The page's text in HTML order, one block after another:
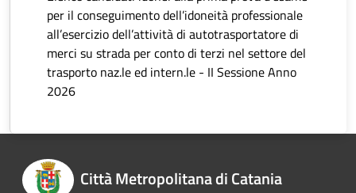
per il conseguimento dell’idoneità professionale
all’esercizio dell’attività di autotrasportatore di
merci su strada per conto di terzi nel settore del
trasporto naz.le ed intern.le - II Sessione Anno
2026
Città Metropolitana di Catania